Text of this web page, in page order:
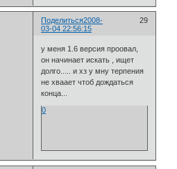
Поделиться 29
2008-
03-04 22:56:15
у меня 1.6 версия проовал,
он начинает искать , ищет
долго..... и хз у мну терпения
не хваает чтоб дождаться
конца...
0